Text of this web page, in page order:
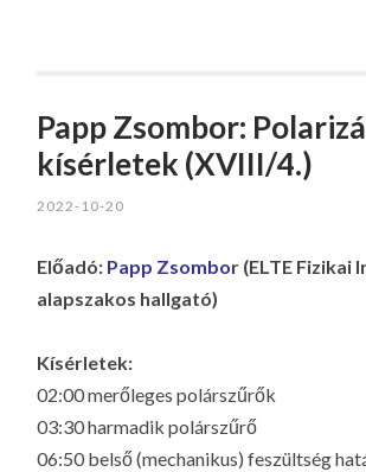
Papp Zsombor:
kísérletek (XVIII/4.)
2022-10-20
Előadó: Papp Zsombor (ELTE Fizikai
alapszakos hallgató)
Kísérletek:
02:00 merőleges polárszűrők
03:30 harmadik polárszűrő
06:50 belső (mechanikus) feszültség